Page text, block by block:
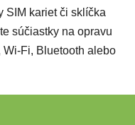
SIM kariet či sklíčka
súčiastky na opravu
Wi-Fi, Bluetooth alebo